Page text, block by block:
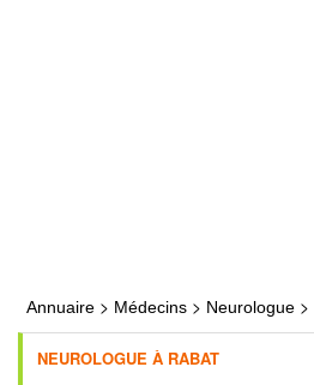
Annuaire > Médecins > Neurologue >
NEUROLOGUE À RABAT